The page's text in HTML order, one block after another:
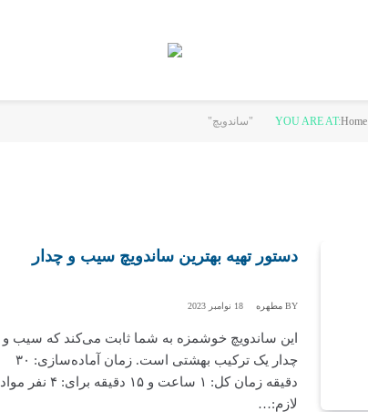
YOU ARE AT:Home
دستور تهیه بهترین ساندویچ سیب و چدار
BY مطهره 18 نوامبر 2023
این ساندویچ خوشمزه به شما ثابت‌‌‌‌ می‌کند که سیب و
چدار یک ترکیب بهشتی است. زمان آماده‌سازی: ۳۰
دقیقه زمان کل: ۱ ساعت و ۱۵ دقیقه برای: ۴ نفر مواد
لازم:…